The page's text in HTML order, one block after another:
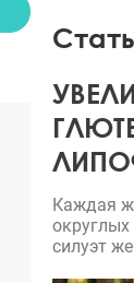
Каждая
силуэт